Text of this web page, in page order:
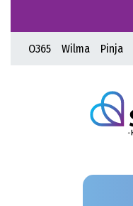
O365 Wilma Pinja